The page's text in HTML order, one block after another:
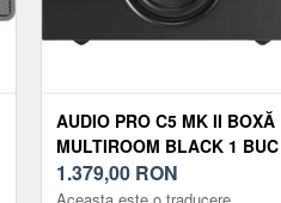
AUDIO PRO C5 MK II BOXĂ
MULTIROOM BLACK 1 BUC
1.379,00 RON